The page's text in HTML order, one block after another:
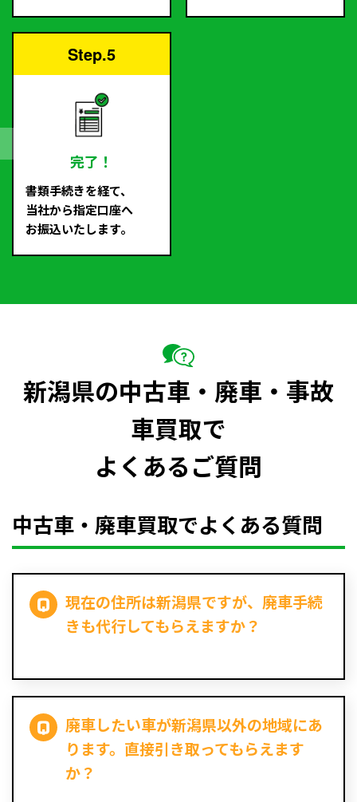
Step.5
完了！
書類手続きを経て、
当社から指定口座へ
お振込いたします。
新潟県の中古車・廃車・事故
車買取で
よくあるご質問
中古車・廃車買取でよくある質問
現在の住所は新潟県ですが、廃車手続
きも代行してもらえますか？
廃車したい車が新潟県以外の地域にあ
ります。直接引き取ってもらえます
か？